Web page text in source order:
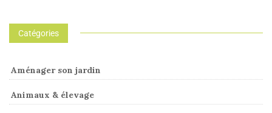
Catégories
Aménager son jardin
Animaux & élevage